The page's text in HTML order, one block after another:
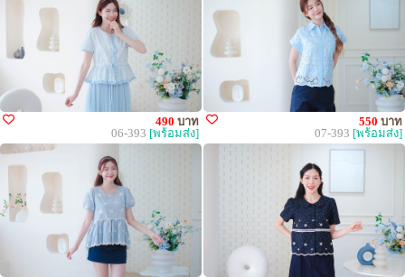
490 บาท
06-393 [พร้อมส่ง]
550 บาท
07-393 [พร้อมส่ง]